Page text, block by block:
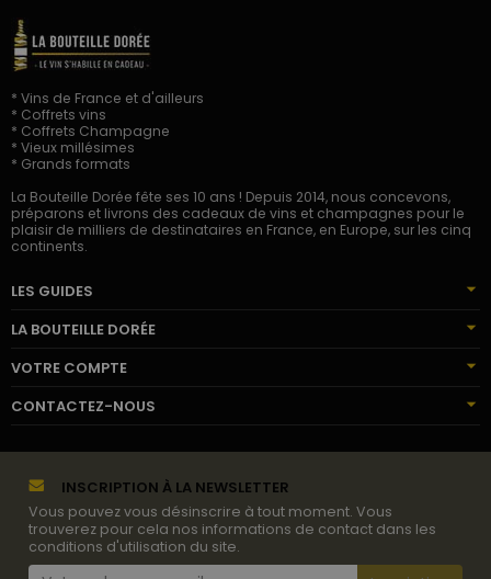
* Vins de France et d'ailleurs
* Coffrets vins
* Coffrets Champagne
* Vieux millésimes
* Grands formats
La Bouteille Dorée fête ses 10 ans ! Depuis 2014, nous concevons,
préparons et livrons des cadeaux de vins et champagnes pour le
plaisir de milliers de destinataires en France, en Europe, sur les cinq
continents.
LES GUIDES
LA BOUTEILLE DORÉE
VOTRE COMPTE
CONTACTEZ-NOUS
INSCRIPTION À LA NEWSLETTER
Vous pouvez vous désinscrire à tout moment. Vous
trouverez pour cela nos informations de contact dans les
conditions d'utilisation du site.